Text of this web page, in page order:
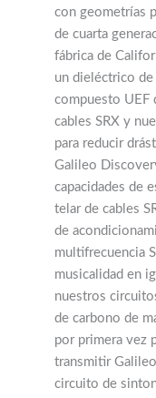
con geometrías
de cuarta
fábrica de
un dieléctrico de
compuesto UEF
cables SRX y
para reducir
Galileo
capacidades de
telar de cables
de
multifrecuencia
musicalidad en
nuestros
de carbono de
por primera vez
transmitir
circuito de